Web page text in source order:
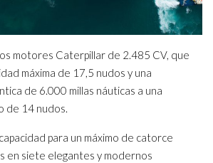
motores Caterpillar de 2.485 CV, que
máxima de 17,5 nudos y una
de 6.000 millas náuticas a una
de 14 nudos.
para un máximo de catorce
en siete elegantes y modernos